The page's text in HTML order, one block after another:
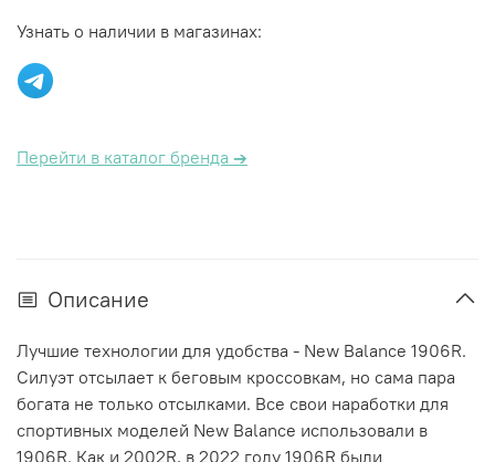
Узнать о наличии в магазинах:
Перейти в каталог бренда →
Описание
Лучшие технологии для удобства - New Balance 1906R.
Силуэт отсылает к беговым кроссовкам, но сама пара
богата не только отсылками. Все свои наработки для
спортивных моделей New Balance использовали в
1906R. Как и 2002R, в 2022 году 1906R были